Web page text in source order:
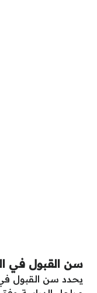
سن القبول في
يحدد سن القبول